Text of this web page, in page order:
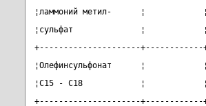
¦ламмоний метил-      ¦
¦сульфат              ¦
+---------------------+------------
¦Олефинсульфонат      ¦
¦С15 - С18            ¦
+---------------------+------------